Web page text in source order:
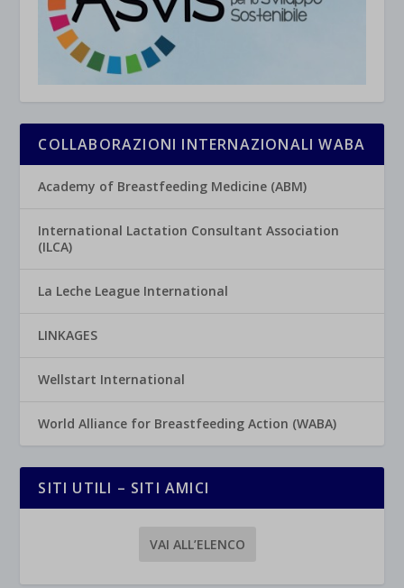
COLLABORAZIONI INTERNAZIONALI WABA
Academy of Breastfeeding Medicine (ABM)
International Lactation Consultant Association
(ILCA)
La Leche League International
LINKAGES
Wellstart International
World Alliance for Breastfeeding Action (WABA)
SITI UTILI – SITI AMICI
VAI ALL’ELENCO